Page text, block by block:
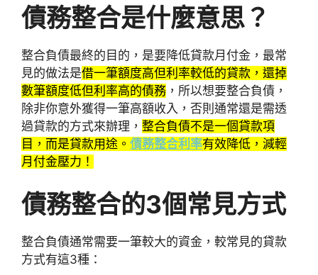
債務整合是什麼意思？
整合負債最終的目的，是要降低貸款月付金，最常
見的做法是借一筆額度高但利率較低的貸款，還掉
數筆額度低但利率高的債務 ，所以想要整合負債，
除非你意外獲得一筆高額收入，否則通常還是需透
過貸款的方式來辦理， 整合負債不是一個貸款項
目，而是貸款用途。 債務整合利率有效降低，減輕
月付金壓力！
債務整合的3個常見方式
整合負債通常需要一筆較大的資金，較常見的貸款
方式有這3種：